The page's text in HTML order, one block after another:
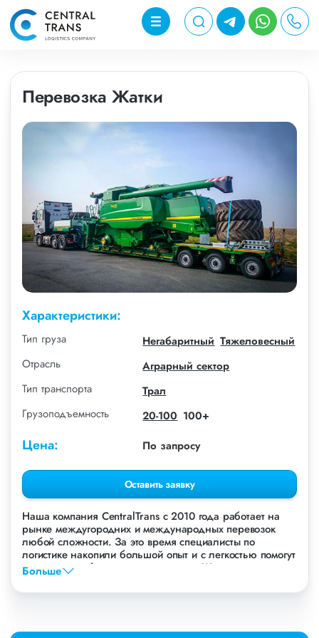
Перевозка Жатки
Характеристики:
Тип груза Негабаритный Тяжеловесный
Отрасль
Аграрный сектор
Тип транспорта
Трал
Грузоподъемность
20-100 100+
Цена: По запросу
Оставить заявку
Наша компания СentralTrans с 2010 года работает на
рынке междугородних и международных перевозок
любой сложности. За это время специалисты по
логистике накопили большой опыт и с легкостью помогут
перевезти любые грузы, в том числе Жатку.
Осуществляем грузоперевозки Жатки в Новосибирске,
крупных компаний, как: Газпром, ЛСР, Пиастрелла,
Больше